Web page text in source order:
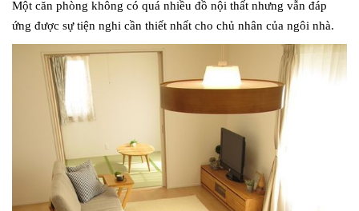
Một căn phòng không có quá nhiều đồ nội thất nhưng vẫn đáp
ứng được sự tiện nghi cần thiết nhất cho chủ nhân của ngôi nhà.